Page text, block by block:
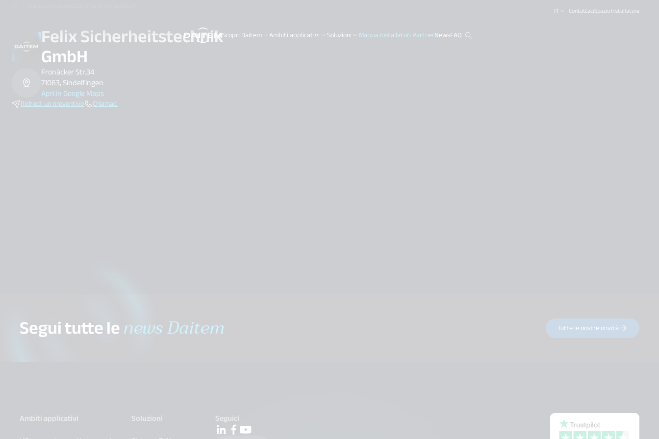
IT ContattaciSpazio Installatore
Scopri Daitem Ambiti applicativi Soluzioni Mappa Installatori PartnerNewsFAQ
search.label
Felix Sicherheitstechnik
GmbH
Fronäcker Str.34
71063, Sindelfingen
Apri in Google Maps
Richiedi un preventivo Chiamaci
Segui tutte lenews Daitem Tutte le nostre novità
Ambiti applicativi
Soluzioni
Seguici